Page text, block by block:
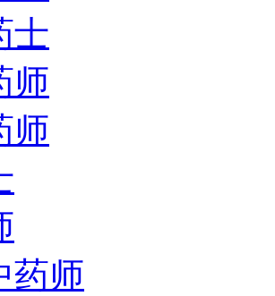
士
师
师
药师